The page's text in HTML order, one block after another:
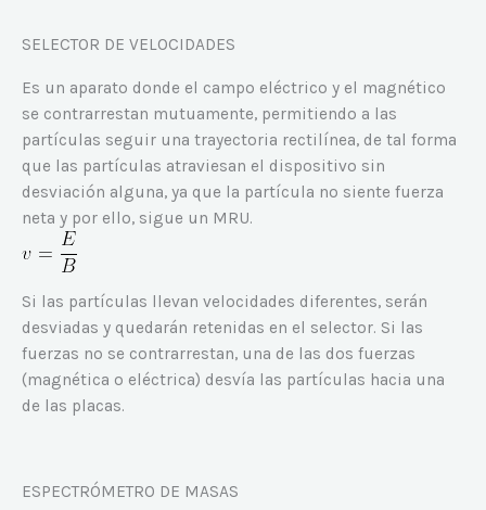
SELECTOR DE VELOCIDADES
Es un aparato donde el campo eléctrico y el magnético
se contrarrestan mutuamente, permitiendo a las
partículas seguir una trayectoria rectilínea, de tal forma
que las partículas atraviesan el dispositivo sin
desviación alguna, ya que la partícula no siente fuerza
neta y por ello, sigue un MRU.
Si las partículas llevan velocidades diferentes, serán
desviadas y quedarán retenidas en el selector. Si las
fuerzas no se contrarrestan, una de las dos fuerzas
(magnética o eléctrica) desvía las partículas hacia una
de las placas.
ESPECTRÓMETRO DE MASAS